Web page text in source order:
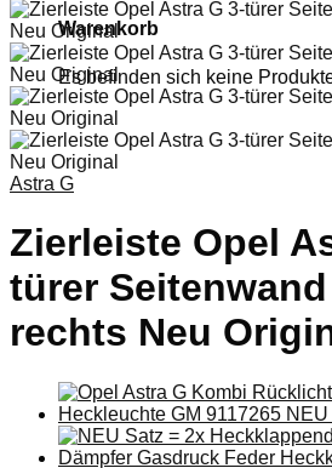
Warenkorb
Es befinden sich keine
Astra G
Zierleiste Opel
türer
rechts Neu